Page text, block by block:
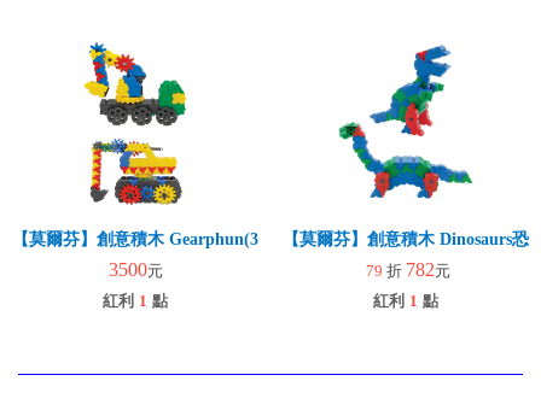
【莫爾芬】創意積木 Gearphun(324pcs) (交通工具)
3500元
紅利 1 點
【莫爾芬】創意積木 Dinosaurs恐
79 折 782元
紅利 1 點